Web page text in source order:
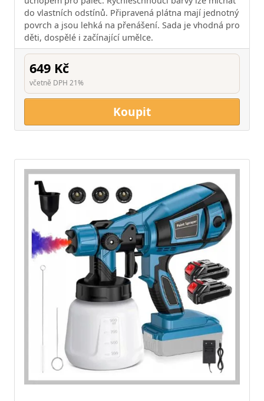
do vlastních odstínů. Připravená plátna mají jednotný
povrch a jsou lehká na přenášení. Sada je vhodná pro
děti, dospělé i začínající umělce.
649 Kč
včetně DPH 21%
Koupit